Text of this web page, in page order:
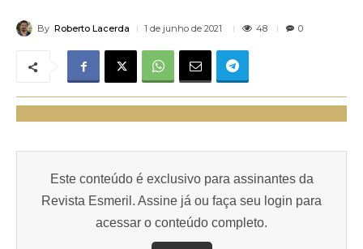
By Roberto Lacerda 1 de junho de 2021 48 0
Este conteúdo é exclusivo para assinantes da
Revista Esmeril. Assine já ou faça seu login para
acessar o conteúdo completo.